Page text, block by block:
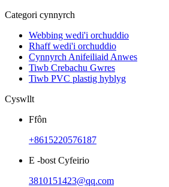
Categori cynnyrch
Webbing wedi'i orchuddio
Rhaff wedi'i orchuddio
Cynnyrch Anifeiliaid Anwes
Tiwb Crebachu Gwres
Tiwb PVC plastig hyblyg
Cyswllt
Ffôn
+8615220576187
E -bost Cyfeirio
3810151423@qq.com